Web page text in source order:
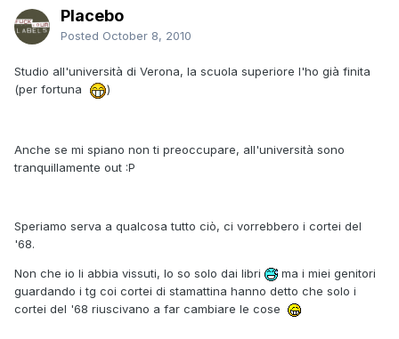
Placebo
Posted October 8, 2010
Studio all'università di Verona, la scuola superiore l'ho già finita
(per fortuna
)
Anche se mi spiano non ti preoccupare, all'università sono
tranquillamente out :P
Speriamo serva a qualcosa tutto ciò, ci vorrebbero i cortei del
'68.
Non che io li abbia vissuti, lo so solo dai libri
ma i miei genitori
guardando i tg coi cortei di stamattina hanno detto che solo i
cortei del '68 riuscivano a far cambiare le cose